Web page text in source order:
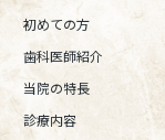
初めての方
歯科医師紹介
当院の特長
診療内容